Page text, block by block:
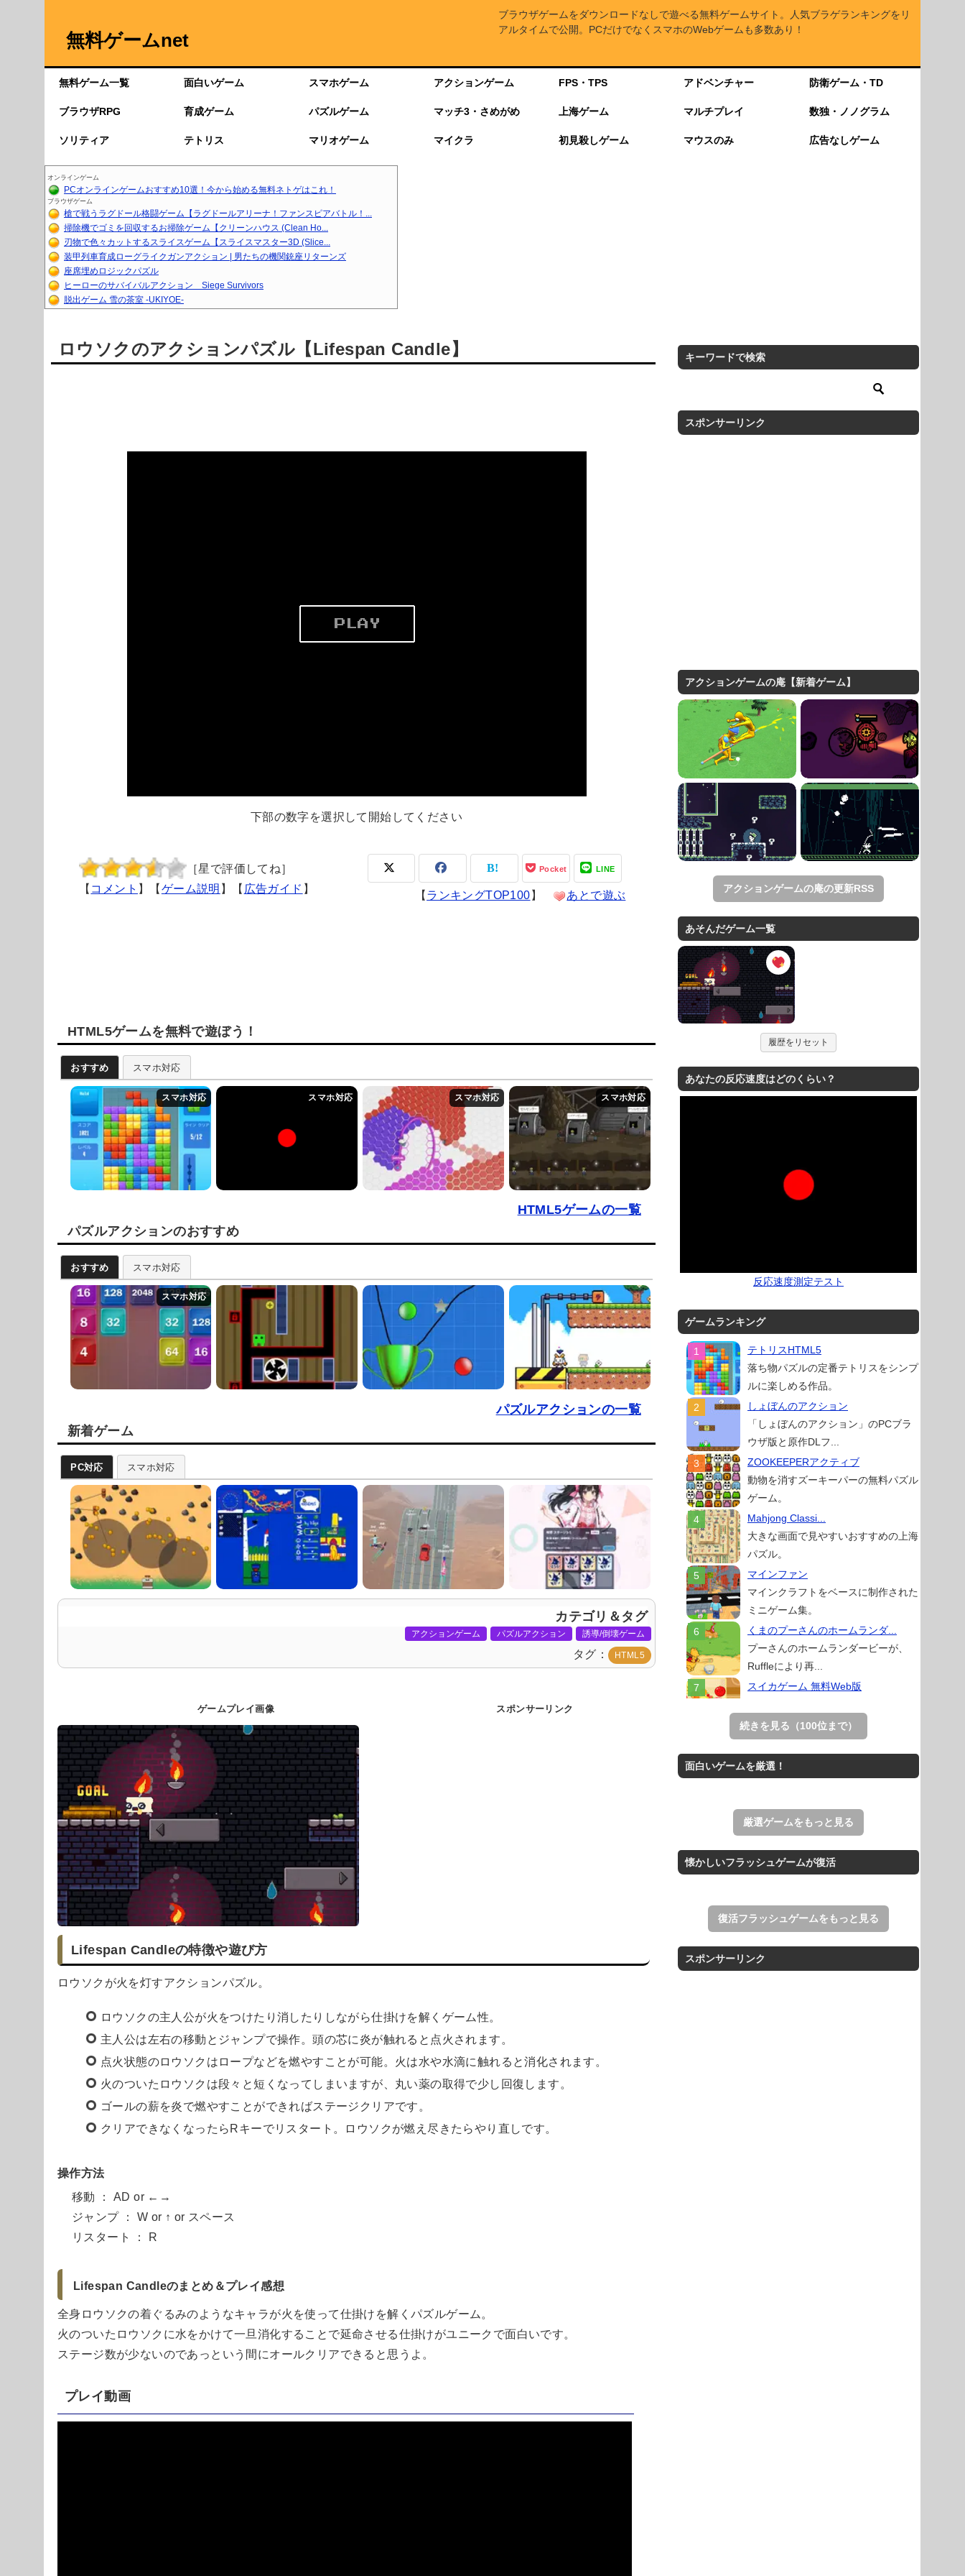
無料ゲームnet
ブラウザゲームをダウンロードなしで遊べる無料ゲームサイト。人気ブラゲランキングをリ
アルタイムで公開。PCだけでなくスマホのWebゲームも多数あり！
無料ゲーム一覧 面白いゲーム スマホゲーム アクションゲーム FPS・TPS アドベンチャー 防衛ゲーム・TD
ブラウザRPG 育成ゲーム パズルゲーム マッチ3・さめがめ 上海ゲーム マルチプレイ 数独・ノノグラム
ソリティア テトリス マリオゲーム マイクラ 初見殺しゲーム マウスのみ 広告なしゲーム
オンラインゲーム
PCオンラインゲームおすすめ10選！今から始める無料ネトゲはこれ！
ブラウザゲーム
槍で戦うラグドール格闘ゲーム【ラグドールアリーナ！ファンスピアバトル！...
掃除機でゴミを回収するお掃除ゲーム【クリーンハウス (Clean Ho...
刃物で色々カットするスライスゲーム【スライスマスター3D (Slice...
装甲列車育成ローグライクガンアクション | 男たちの機関銃座リターンズ
座席埋めロジックパズル
ヒーローのサバイバルアクション Siege Survivors
脱出ゲーム 雪の茶室 -UKIYOE-
ロウソクのアクションパズル【Lifespan Candle】
下部の数字を選択して開始してください
［星で評価してね］
【 コメント 】【 ゲーム説明 】【 広告ガイド 】
Pocket LINE
【 ランキングTOP100 】 あとで遊ぶ
HTML5ゲームを無料で遊ぼう！
おすすめ スマホ対応
HTML5ゲームの一覧
パズルアクションのおすすめ
おすすめ スマホ対応
パズルアクションの一覧
新着ゲーム
PC対応 スマホ対応
カテゴリ＆タグ
アクションゲーム パズルアクション 誘導/倒壊ゲーム
タグ HTML5
ゲームプレイ画像 スポンサーリンク
Lifespan Candleの特徴や遊び方
ロウソクが火を灯すアクションパズル。
ロウソクの主人公が火をつけたり消したりしながら仕掛けを解くゲーム性。
主人公は左右の移動とジャンプで操作。頭の芯に炎が触れると点火されます。
点火状態のロウソクはロープなどを燃やすことが可能。火は水や水滴に触れると消化されます。
火のついたロウソクは段々と短くなってしまいますが、丸い薬の取得で少し回復します。
ゴールの薪を炎で燃やすことができればステージクリアです。
クリアできなくなったらRキーでリスタート。ロウソクが燃え尽きたらやり直しです。
操作方法
移動 ： AD or ←→
ジャンプ ： W or ↑ or スペース
リスタート ： R
Lifespan Candleのまとめ＆プレイ感想
全身ロウソクの着ぐるみのようなキャラが火を使って仕掛けを解くパズルゲーム。
火のついたロウソクに水をかけて一旦消化することで延命させる仕掛けがユニークで面白いです。
ステージ数が少ないのであっという間にオールクリアできると思うよ。
プレイ動画
キーワードで検索
スポンサーリンク
アクションゲームの庵【新着ゲーム】
アクションゲームの庵の更新RSS
あそんだゲーム一覧
履歴をリセット
あなたの反応速度はどのくらい？
反応速度測定テスト
ゲームランキング
テトリスHTML5
落ち物パズルの定番テトリスをシンプ
ルに楽しめる作品。
しょぼんのアクション
「しょぼんのアクション」のPCブラ
ウザ版と原作DLフ...
ZOOKEEPERアクティブ
動物を消すズーキーパーの無料パズル
ゲーム。
Mahjong Classi...
大きな画面で見やすいおすすめの上海
パズル。
マインファン
マインクラフトをベースに制作された
ミニゲーム集。
くまのプーさんのホームランダ...
プーさんのホームランダービーが、
Ruffleにより再...
スイカゲーム 無料Web版
無料Web版。
Mahjong Real
リアルな麻雀牌を使う18種類の上海
ゲーム。
王国を構築していく放置系のシミュレ
ーションゲーム。
アローアウト
すべての矢印を画面外へ導くパズルゲ
続きを見る（100位まで）
面白いゲームを厳選！
厳選ゲームをもっと見る
懐かしいフラッシュゲームが復活
復活フラッシュゲームをもっと見る
スポンサーリンク